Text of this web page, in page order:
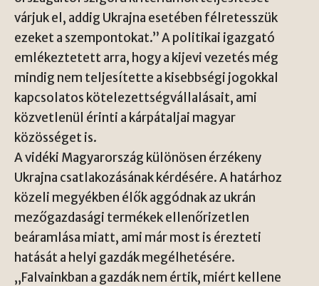
várjuk el, addig Ukrajna esetében félretesszük
ezeket a szempontokat.” A politikai igazgató
emlékeztetett arra, hogy a kijevi vezetés még
mindig nem teljesítette a kisebbségi jogokkal
kapcsolatos kötelezettségvállalásait, ami
közvetlenül érinti a kárpátaljai magyar
közösséget is.
A vidéki Magyarország különösen érzékeny
Ukrajna csatlakozásának kérdésére. A határhoz
közeli megyékben élők aggódnak az ukrán
mezőgazdasági termékek ellenőrizetlen
beáramlása miatt, ami már most is érezteti
hatását a helyi gazdák megélhetésére.
„Falvainkban a gazdák nem értik, miért kellene